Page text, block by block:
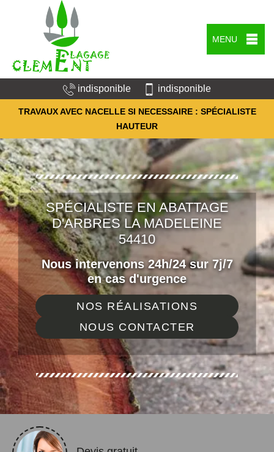
MENU
indisponible indisponible
TRAVAUX AVEC NACELLE SI NECESSAIRE : SPÉCIALISTE
HAUTEUR
SPÉCIALISTE EN ABATTAGE
D'ARBRES LA MADELEINE
54410
Nous intervenons 24h/24 sur 7j/7
en cas d'urgence
NOS RÉALISATIONS
NOUS CONTACTER